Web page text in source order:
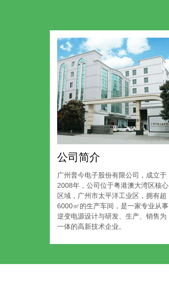
公司简介
广州普今电子股份有限公司，成立于
2008年，公司位于粤港澳大湾区核心
区域，广州市太平洋工业区，拥有超
6000㎡的生产车间，是一家专业从事
逆变电源设计与研发、生产、销售为
一体的高新技术企业。